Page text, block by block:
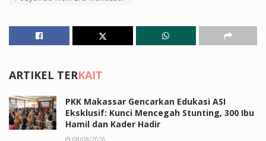
ARTIKEL TERKAIT
PKK Makassar Gencarkan Edukasi ASI
Eksklusif: Kunci Mencegah Stunting, 300 Ibu
Hamil dan Kader Hadir
08/08/2026